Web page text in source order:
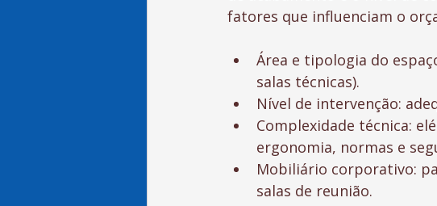
fatores que influenciam o
Área e tipologia do
salas técnicas).
Nível de intervenção:
Complexidade técnica:
ergonomia, normas e
Mobiliário corporativo:
salas de reunião.